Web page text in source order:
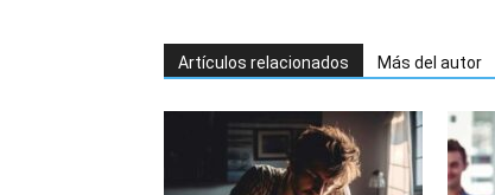
Artículos relacionados Más del autor